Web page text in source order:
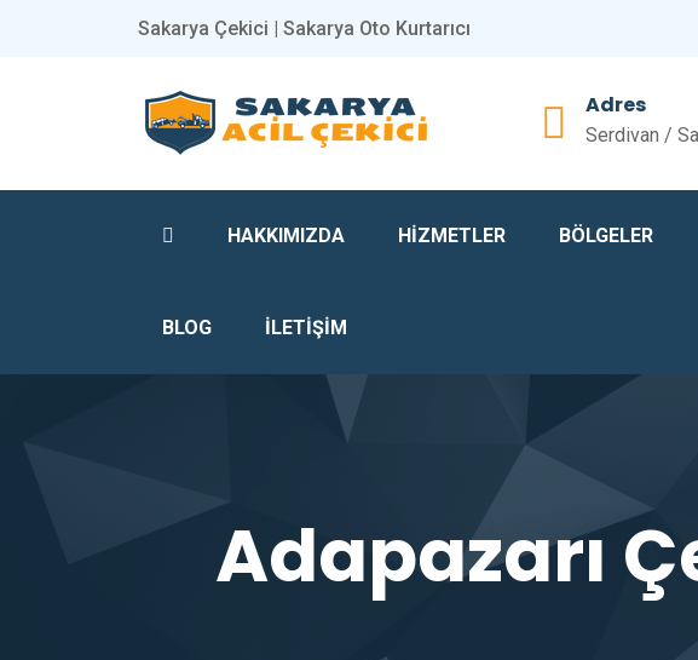
Sakarya Çekici | Sakarya Oto Kurtarıcı
Adres
Serdivan /
HAKKIMIZDA HİZMETLER BÖLGELER
BLOG İLETİŞİM
Adapazarı